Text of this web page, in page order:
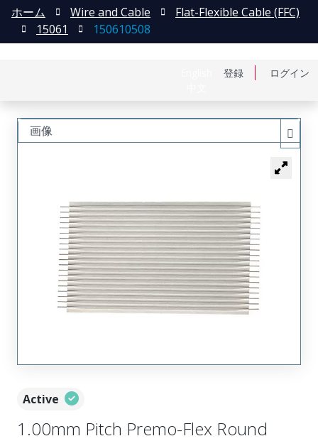
登録 ログイン
ホーム Wire and Cable
Flat-Flexible Cable (FFC)
15061
150610508
Active
1.00mm Pitch Premo-Flex Round
画像